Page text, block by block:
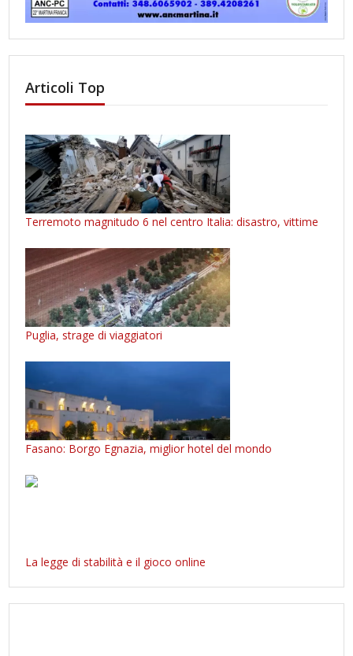
Articoli Top
Terremoto magnitudo 6 nel centro Italia: disastro, vittime
Puglia, strage di viaggiatori
Fasano: Borgo Egnazia, miglior hotel del mondo
La legge di stabilità e il gioco online